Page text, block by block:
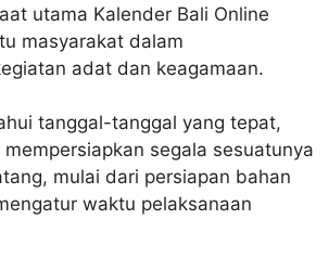
utama Kalender Bali Online
masyarakat dalam
adat dan keagamaan.
tanggal-tanggal yang tepat,
segala sesuatunya
mulai dari persiapan bahan
waktu pelaksanaan